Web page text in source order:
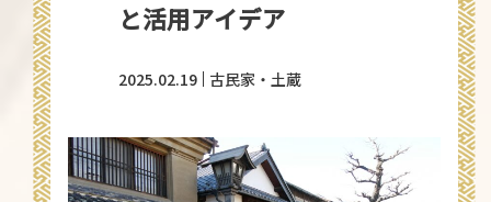
と活用アイデア
2025.02.19 古民家・土蔵